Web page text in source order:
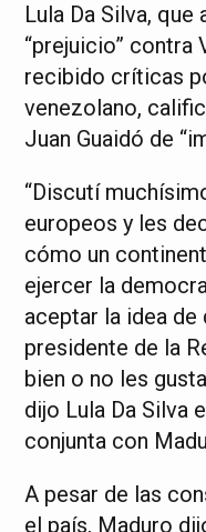
Lula Da Silva,
“prejuicio” contra
recibido críticas
venezolano,
Juan Guaidó de
“Discutí
europeos y les
cómo un
ejercer la
aceptar la idea
presidente de la
bien o no les
dijo Lula Da Silva
conjunta con
A pesar de las
el país, Maduro